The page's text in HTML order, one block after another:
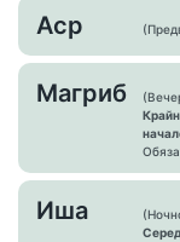
Аср
Магриб
Иша